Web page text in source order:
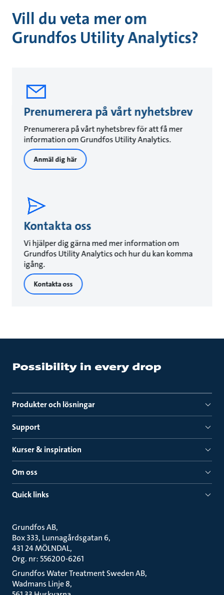
Vill du veta mer om
Grundfos Utility Analytics?
Prenumerera på vårt nyhetsbrev
Prenumerera på vårt nyhetsbrev för att få mer
information om Grundfos Utility Analytics.
Anmäl dig här
Kontakta oss
Vi hjälper dig gärna med mer information om
Grundfos Utility Analytics och hur du kan komma
igång.
Kontakta oss
Produkter och lösningar
Support
Kurser & inspiration
Om oss
Quick links
Grundfos AB
Box 333, Lunnagårdsgatan 6
431 24 MÖLNDAL
Org. nr: 556200-6261
Grundfos Water Treatment Sweden AB
Wadmans Linje 8